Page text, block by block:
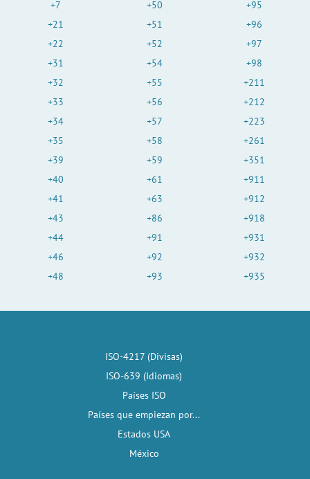
+7
+21
+22
+31
+32
+33
+34
+35
+39
+40
+41
+43
+44
+46
+48
+50
+51
+52
+54
+55
+56
+57
+58
+59
+61
+63
+86
+91
+92
+93
+95
+96
+97
+98
+211
+212
+223
+261
+351
+911
+912
+918
+931
+932
+935
ISO-4217 (Divisas)
ISO-639 (Idiomas)
Países ISO
Países que empiezan por...
Estados USA
México